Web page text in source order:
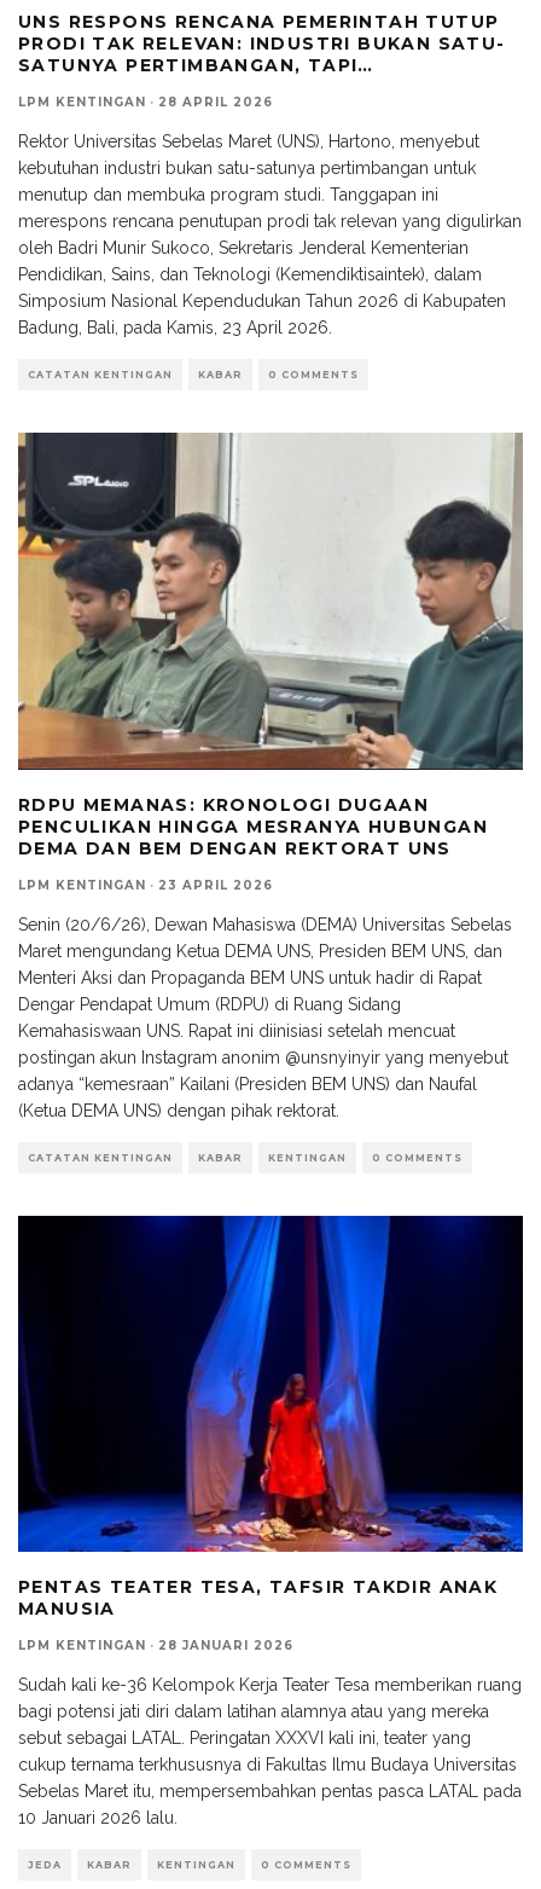
UNS RESPONS RENCANA PEMERINTAH TUTUP
PRODI TAK RELEVAN: INDUSTRI BUKAN SATU-
SATUNYA PERTIMBANGAN, TAPI…
LPM KENTINGAN · 28 APRIL 2026
Rektor Universitas Sebelas Maret (UNS), Hartono, menyebut
kebutuhan industri bukan satu-satunya pertimbangan untuk
menutup dan membuka program studi. Tanggapan ini
merespons rencana penutupan prodi tak relevan yang digulirkan
oleh Badri Munir Sukoco, Sekretaris Jenderal Kementerian
Pendidikan, Sains, dan Teknologi (Kemendiktisaintek), dalam
Simposium Nasional Kependudukan Tahun 2026 di Kabupaten
Badung, Bali, pada Kamis, 23 April 2026.
CATATAN KENTINGAN KABAR 0 COMMENTS
RDPU MEMANAS: KRONOLOGI DUGAAN
PENCULIKAN HINGGA MESRANYA HUBUNGAN
DEMA DAN BEM DENGAN REKTORAT UNS
LPM KENTINGAN · 23 APRIL 2026
Senin (20/6/26), Dewan Mahasiswa (DEMA) Universitas Sebelas
Maret mengundang Ketua DEMA UNS, Presiden BEM UNS, dan
Menteri Aksi dan Propaganda BEM UNS untuk hadir di Rapat
Dengar Pendapat Umum (RDPU) di Ruang Sidang
Kemahasiswaan UNS. Rapat ini diinisiasi setelah mencuat
postingan akun Instagram anonim @unsnyinyir yang menyebut
adanya “kemesraan” Kailani (Presiden BEM UNS) dan Naufal
(Ketua DEMA UNS) dengan pihak rektorat.
CATATAN KENTINGAN KABAR KENTINGAN 0 COMMENTS
PENTAS TEATER TESA, TAFSIR TAKDIR ANAK
MANUSIA
LPM KENTINGAN · 28 JANUARI 2026
Sudah kali ke-36 Kelompok Kerja Teater Tesa memberikan ruang
bagi potensi jati diri dalam latihan alamnya atau yang mereka
sebut sebagai LATAL. Peringatan XXXVI kali ini, teater yang
cukup ternama terkhususnya di Fakultas Ilmu Budaya Universitas
Sebelas Maret itu, mempersembahkan pentas pasca LATAL pada
10 Januari 2026 lalu.
JEDA KABAR KENTINGAN 0 COMMENTS